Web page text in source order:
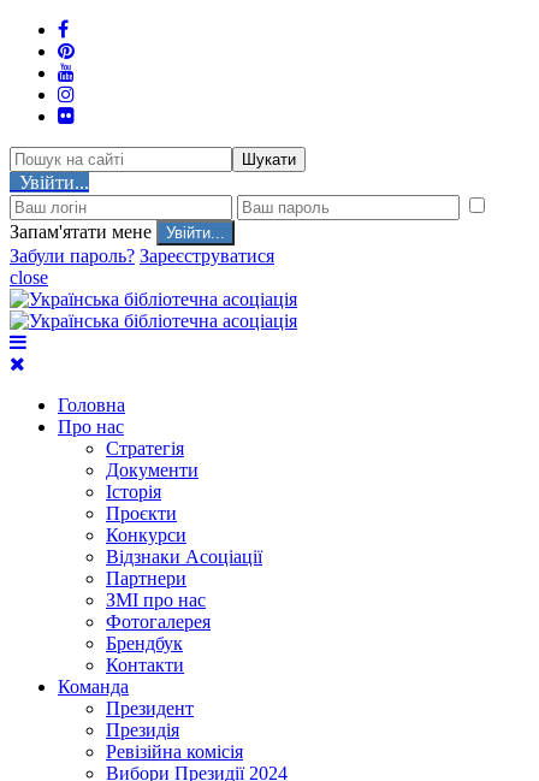
Шукати
Увійти...
Запам'ятати мене
Забули пароль? Зареєструватися
close
Головна
Про нас
Стратегія
Документи
Історія
Проєкти
Конкурси
Відзнаки Асоціації
Партнери
ЗМІ про нас
Фотогалерея
Брендбук
Контакти
Команда
Президент
Президія
Ревізійна комісія
Вибори Президії 2024